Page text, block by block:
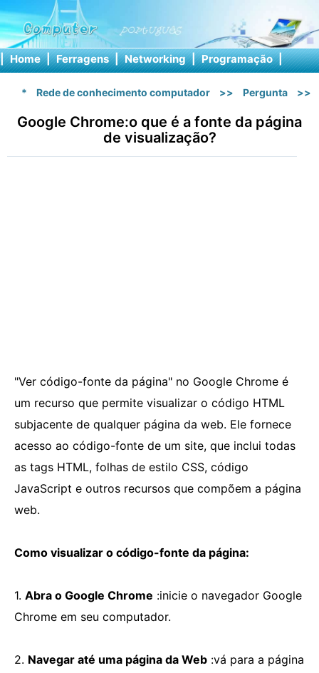
| Home | Ferragens | Networking | Programação |
* Rede de conhecimento computador >> Pergunta >>
Google Chrome:o que é a fonte da página
de visualização?
"Ver código-fonte da página" no Google Chrome é
um recurso que permite visualizar o código HTML
subjacente de qualquer página da web. Ele fornece
acesso ao código-fonte de um site, que inclui todas
as tags HTML, folhas de estilo CSS, código
JavaScript e outros recursos que compõem a página
web.
Como visualizar o código-fonte da página:
1. Abra o Google Chrome :inicie o navegador Google
Chrome em seu computador.
2. Navegar até uma página da Web :vá para a página